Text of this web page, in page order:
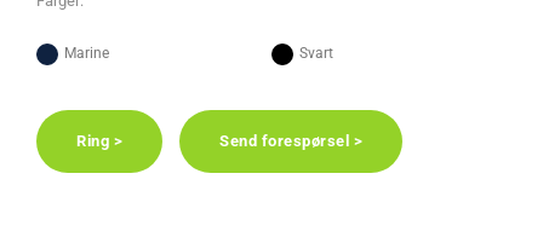
Marine Svart
Ring > Send forespørsel >